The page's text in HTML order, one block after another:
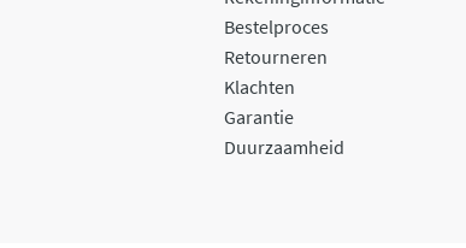
Bestelproces
Retourneren
Klachten
Garantie
Duurzaamheid